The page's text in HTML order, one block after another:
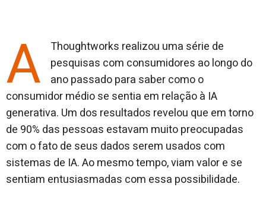
A
Thoughtworks realizou uma série de
pesquisas com consumidores ao longo do
ano passado para saber como o
consumidor médio se sentia em relação à IA
generativa. Um dos resultados revelou que em torno
de 90% das pessoas estavam muito preocupadas
com o fato de seus dados serem usados ​​com
sistemas de IA. Ao mesmo tempo, viam valor e se
sentiam entusiasmadas com essa possibilidade.